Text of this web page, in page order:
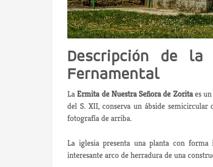
Descripción de
Fernamental
LaErmita de Nuestra Señora de Zoritaes un
del S. XII, conserva un ábside
fotografía de arriba.
La iglesia presenta una planta con
interesante arco de herradura de una